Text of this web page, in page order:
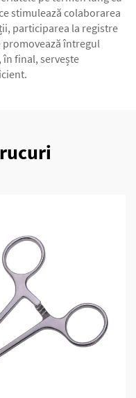
stimulează colaborarea
participarea la registre
promovează întregul
final, servește